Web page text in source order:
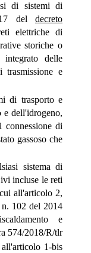
di sistemi di
del decreto
elettriche di
storiche o
delle
trasmissione e
di trasporto e
e dell'idrogeno,
di
gassoso che
sistema di
incluse le reti
all'articolo 2,
102 del 2014
e
574/2018/R/tlr
1-bis